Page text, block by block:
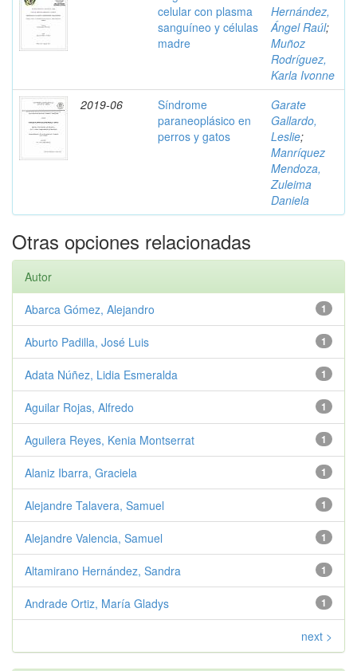
celular con plasma
sanguíneo y células
madre
Hernández,
Ángel Raúl;
Muñoz
Rodríguez,
Karla Ivonne
2019-06
Síndrome
paraneoplásico en
perros y gatos
Garate
Gallardo,
Leslie;
Manríquez
Mendoza,
Zuleima
Daniela
Otras opciones relacionadas
Autor
1
Abarca Gómez, Alejandro
1
Aburto Padilla, José Luis
1
Adata Núñez, Lidia Esmeralda
1
Aguilar Rojas, Alfredo
1
Aguilera Reyes, Kenia Montserrat
1
Alaniz Ibarra, Graciela
1
Alejandre Talavera, Samuel
1
Alejandre Valencia, Samuel
1
Altamirano Hernández, Sandra
1
Andrade Ortiz, María Gladys
next >